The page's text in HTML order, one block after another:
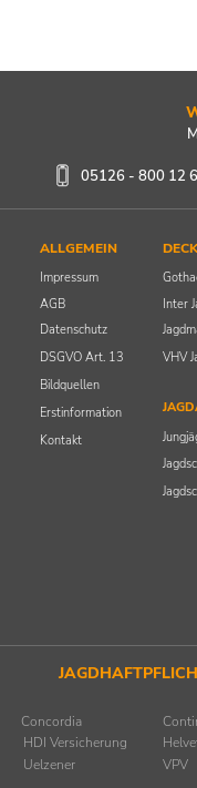
05126 - 800 12
ALLGEMEIN
Impressum
AGB Inter
Datenschutz
DSGVO Art. 13 VHV
Bildquellen
Erstinformation
Kontakt
Concordia
HDI Versicherung
Uelzener VPV